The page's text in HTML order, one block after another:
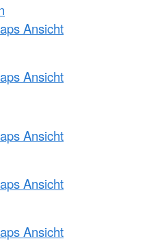
Ansicht
Ansicht
Ansicht
Ansicht
Ansicht